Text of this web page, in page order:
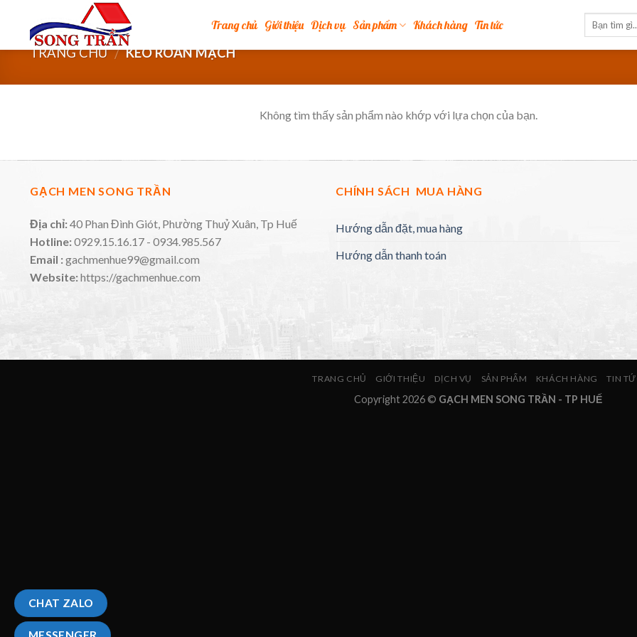
content
Trang chủ Giới thiệu Dịch vụ Sản phẩm Khách hàng Tin tức
TRANG CHỦ / KEO ROAN MẠCH
Không tìm thấy sản phẩm nào khớp với lựa chọn của bạn.
GẠCH MEN SONG TRẦN
Địa chỉ:40 Phan Đình Giót, Phường Thuỷ Xuân, Tp Huế
Hotline:0929.15.16.17 - 0934.985.567
Email :gachmenhue99@gmail.com
Website:https://gachmenhue.com
CHÍNH SÁCH MUA HÀNG
Hướng dẫn đặt, mua hàng
Hướng dẫn thanh toán
TRANG CHỦ GIỚI THIỆU DỊCH VỤ SẢN PHẨM KHÁCH HÀNG TIN
Copyright 2026 © GẠCH MEN SONG TRẦN - TP HUẾ
CHAT ZALO